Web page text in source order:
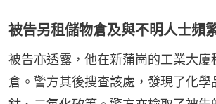
被告另租儲物倉及與不明人士頻
被告亦透露，他在新蒲崗的工業大廈
倉。警方其後搜查該處，發現了化學